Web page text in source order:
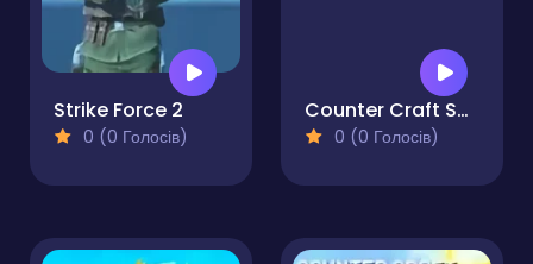
Strike Force 2
0 (0 Голосів)
Counter Craft Sniper
0 (0 Голосів)